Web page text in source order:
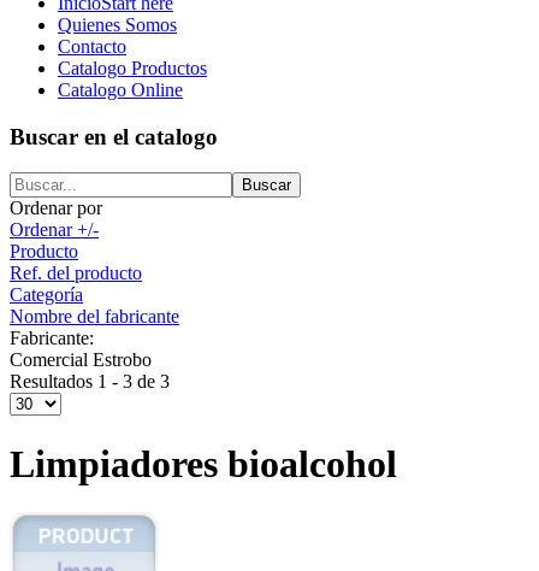
Quienes Somos
Contacto
Catalogo Productos
Catalogo Online
Buscar en el catalogo
Ordenar por
Ordenar +/-
Producto
Ref. del producto
Categoría
Nombre del fabricante
Fabricante:
Comercial Estrobo
Resultados 1 - 3 de 3
Limpiadores bioalcohol